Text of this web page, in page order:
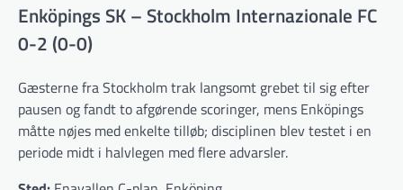
Enköpings SK – Stockholm Internazionale FC
0-2 (0-0)
Gæsterne fra Stockholm trak langsomt grebet til sig efter
pausen og fandt to afgørende scoringer, mens Enköpings
måtte nøjes med enkelte tilløb; disciplinen blev testet i en
periode midt i halvlegen med flere advarsler.